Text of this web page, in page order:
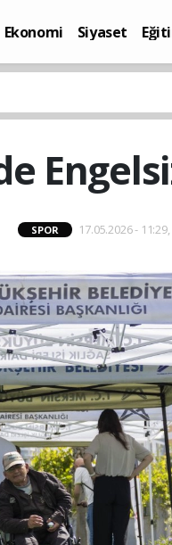
Ekonomi Siyaset
SPOR 17.05.2026 -